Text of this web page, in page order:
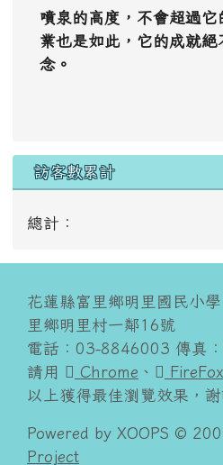
噴泉的高度，不會超過
業也是如此，它的成就絕
念。
訪客數累計
總計：
花蓮縣富里鄉明里國民小
里鄉明里村一鄰16號
電話：03-8846003 傳真
請用
Chrome 、 FireFox
以上獲得最佳瀏覽效果，謝
Powered by XOOPS ©
Project